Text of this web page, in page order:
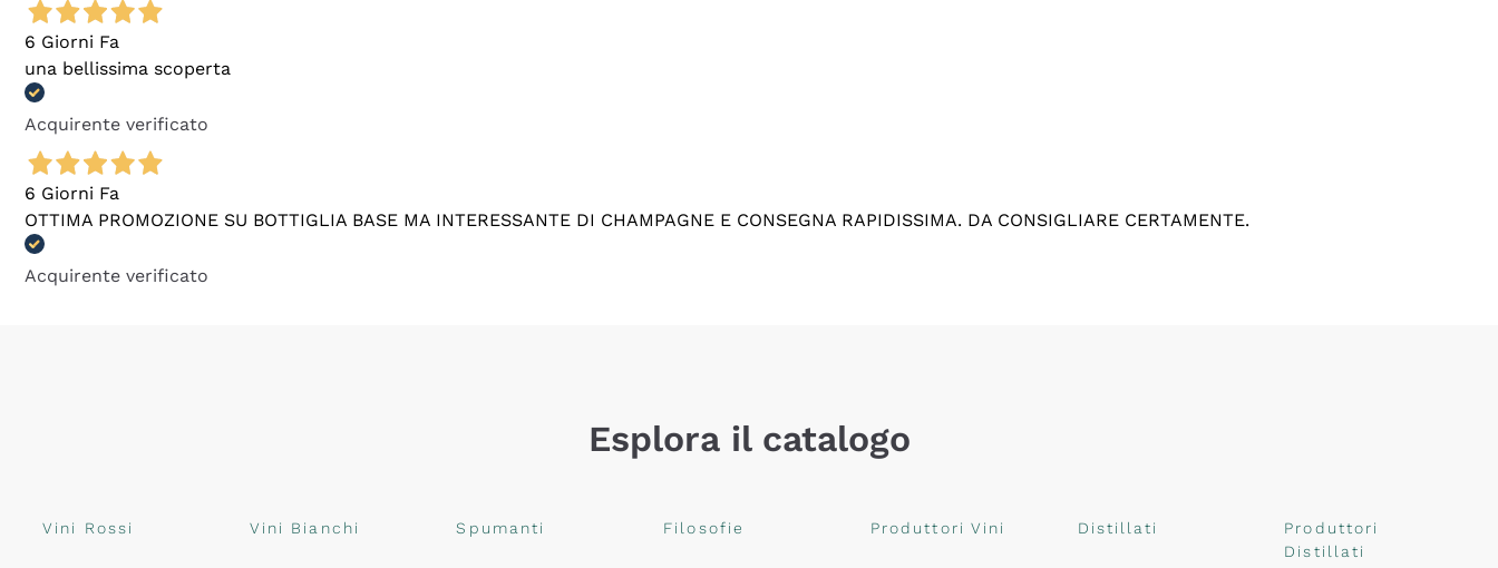
6 Giorni Fa
una bellissima scoperta
Acquirente verificato
6 Giorni Fa
OTTIMA PROMOZIONE SU BOTTIGLIA BASE MA INTERESSANTE DI CHAMPAGNE E CONSEGNA RAPIDISSIMA. DA CONSIGLIARE CERTAMENTE.
Acquirente verificato
Esplora il catalogo
Vini Rossi Vini Bianchi Spumanti Filosofie Produttori Vini Distillati
Produttori
Distillati